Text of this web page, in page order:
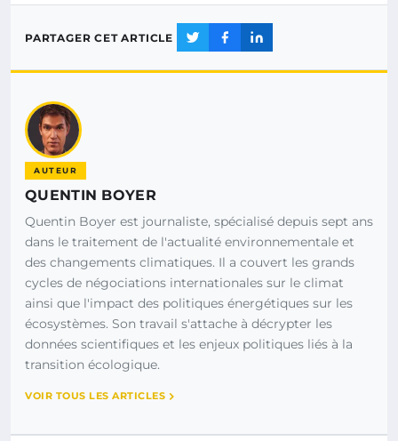
PARTAGER CET ARTICLE
AUTEUR
QUENTIN BOYER
Quentin Boyer est journaliste, spécialisé depuis sept ans
dans le traitement de l'actualité environnementale et
des changements climatiques. Il a couvert les grands
cycles de négociations internationales sur le climat
ainsi que l'impact des politiques énergétiques sur les
écosystèmes. Son travail s'attache à décrypter les
données scientifiques et les enjeux politiques liés à la
transition écologique.
VOIR TOUS LES ARTICLES